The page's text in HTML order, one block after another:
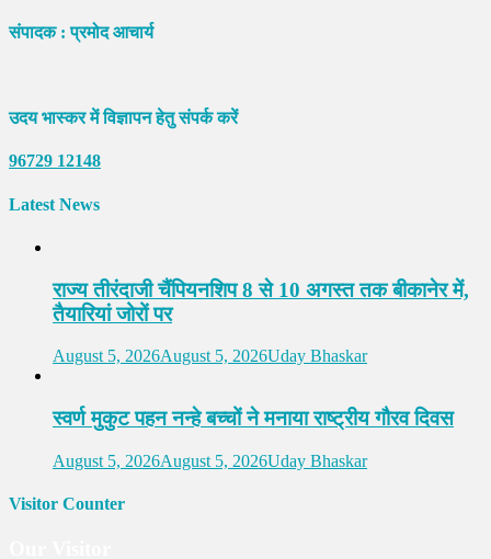
संपादक : प्रमोद आचार्य
उदय भास्कर में विज्ञापन हेतु संपर्क करें
96729 12148
Latest News
राज्य तीरंदाजी चैंपियनशिप 8 से 10 अगस्त तक बीकानेर में,
तैयारियां जोरों पर
August 5, 2026August 5, 2026Uday Bhaskar
स्वर्ण मुकुट पहन नन्हे बच्चों ने मनाया राष्ट्रीय गौरव दिवस
August 5, 2026August 5, 2026Uday Bhaskar
Visitor Counter